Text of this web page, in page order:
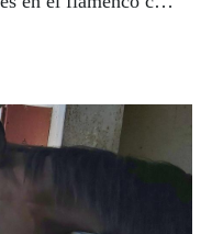
el próximo 11